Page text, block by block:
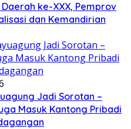
ke-XXX, Pemprov
dan Kemandirian
Jadi Sorotan –
Masuk Kantong Pribadi